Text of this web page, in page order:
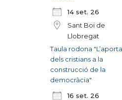
14 set. 26
Sant Boi de
Llobregat
Taula rodona
dels cristians a la
construcció de la
democràcia"
16 set. 26